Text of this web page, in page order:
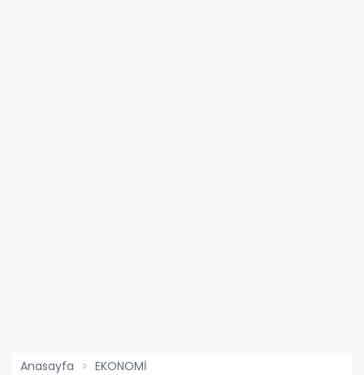
Anasayfa EKONOMİ